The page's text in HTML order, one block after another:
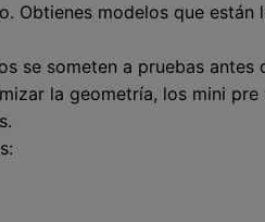
Obtienes modelos que están
se someten a pruebas antes
la geometría, los mini